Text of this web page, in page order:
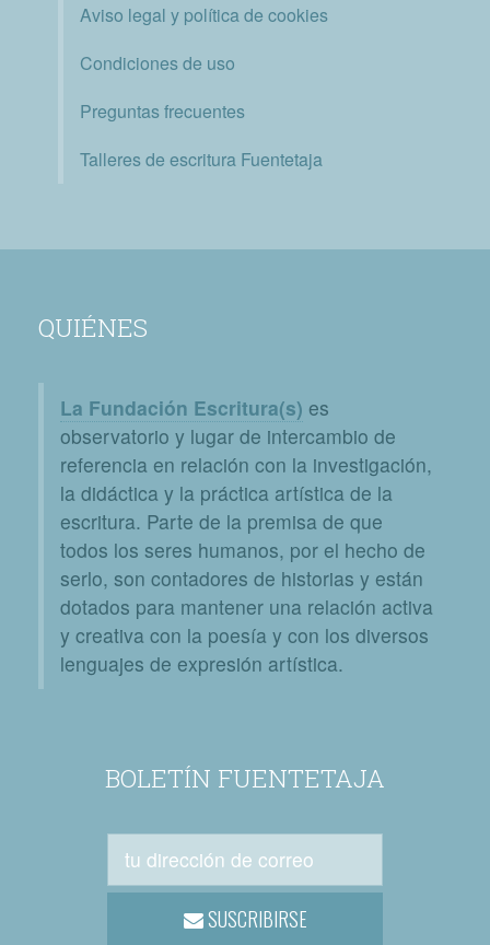
Aviso legal y política de cookies
Condiciones de uso
Preguntas frecuentes
Talleres de escritura Fuentetaja
QUIÉNES
La Fundación Escritura(s) es
observatorio y lugar de intercambio de
referencia en relación con la investigación,
la didáctica y la práctica artística de la
escritura. Parte de la premisa de que
todos los seres humanos, por el hecho de
serlo, son contadores de historias y están
dotados para mantener una relación activa
y creativa con la poesía y con los diversos
lenguajes de expresión artística.
BOLETÍN FUENTETAJA
SUSCRIBIRSE